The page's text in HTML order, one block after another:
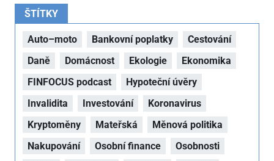
ŠTÍTKY
Auto–moto Bankovní poplatky
Cestování
Daně
Domácnost Ekologie
Ekonomika
FINFOCUS podcast
Hypoteční úvěry
Invalidita
Investování
Koronavirus
Kryptoměny
Mateřská
Měnová politika
Nakupování
Osobní finance
Osobnosti